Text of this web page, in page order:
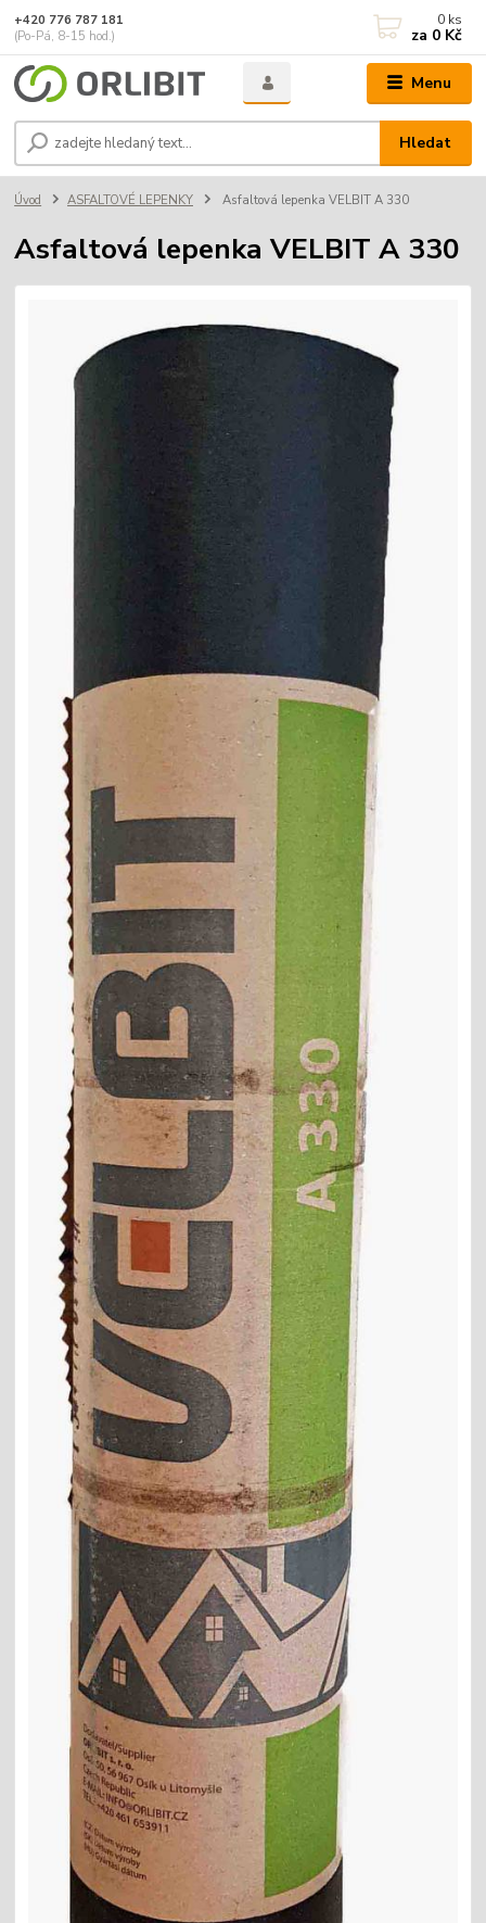
Menu
Hledat
+420 776 787 181
(Po-Pá, 8-15 hod.)
0 ks
za 0 Kč
Úvod ASFALTOVÉ LEPENKY Asfaltová lepenka VELBIT A 330
Asfaltová lepenka VELBIT A 330